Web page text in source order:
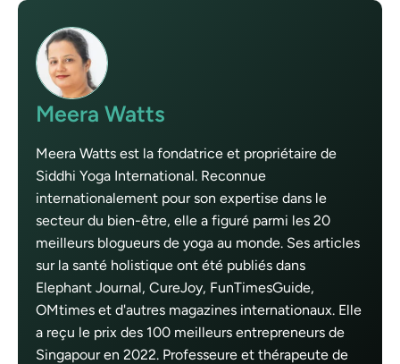
Meera Watts
Meera Watts est la fondatrice et propriétaire de
Siddhi Yoga International. Reconnue
internationalement pour son expertise dans le
secteur du bien-être, elle a figuré parmi les 20
meilleurs blogueurs de yoga au monde. Ses articles
sur la santé holistique ont été publiés dans
Elephant Journal, CureJoy, FunTimesGuide,
OMtimes et d'autres magazines internationaux. Elle
a reçu le prix des 100 meilleurs entrepreneurs de
Singapour en 2022. Professeure et thérapeute de